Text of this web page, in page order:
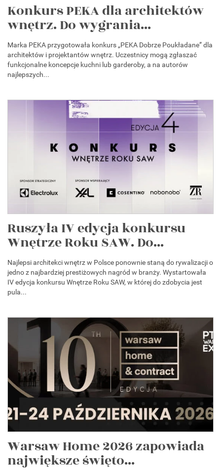
Konkurs PEKA dla architektów
wnętrz. Do wygrania...
Marka PEKA przygotowała konkurs „PEKA Dobrze Poukładane” dla
architektów i projektantów wnętrz. Uczestnicy mogą zgłaszać
funkcjonalne koncepcje kuchni lub garderoby, a na autorów
najlepszych...
Ruszyła IV edycja konkursu
Wnętrze Roku SAW. Do...
Najlepsi architekci wnętrz w Polsce ponownie staną do rywalizacji o
jedno z najbardziej prestiżowych nagród w branży. Wystartowała
IV edycja konkursu Wnętrze Roku SAW, w której do zdobycia jest
pula...
Warsaw Home 2026 zapowiada
największe święto...